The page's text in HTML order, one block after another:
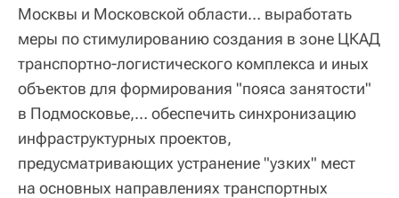
Москвы и Московской области… выработать
меры по стимулированию создания в зоне ЦКАД
транспортно-логистического комплекса и иных
объектов для формирования "пояса занятости"
в Подмосковье,… обеспечить синхронизацию
инфраструктурных проектов,
предусматривающих устранение "узких" мест
на основных направлениях транспортных